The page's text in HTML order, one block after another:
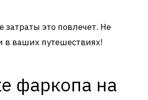
это повлечет. Не
в ваших путешествиях!
фаркопа на